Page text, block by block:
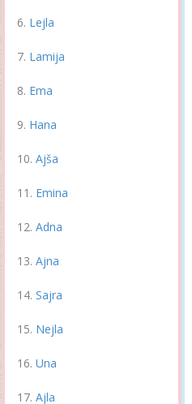
Lejla
Lamija
Ema
Hana
Ajša
Emina
Adna
Ajna
Sajra
Nejla
Una
Ajla